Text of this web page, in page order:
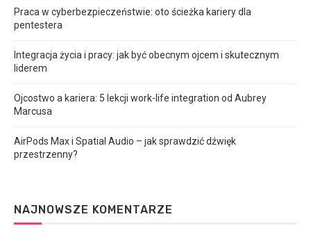
Praca w cyberbezpieczeństwie: oto ścieżka kariery dla
pentestera
Integracja życia i pracy: jak być obecnym ojcem i skutecznym
liderem
Ojcostwo a kariera: 5 lekcji work-life integration od Aubrey
Marcusa
AirPods Max i Spatial Audio – jak sprawdzić dźwięk
przestrzenny?
NAJNOWSZE KOMENTARZE